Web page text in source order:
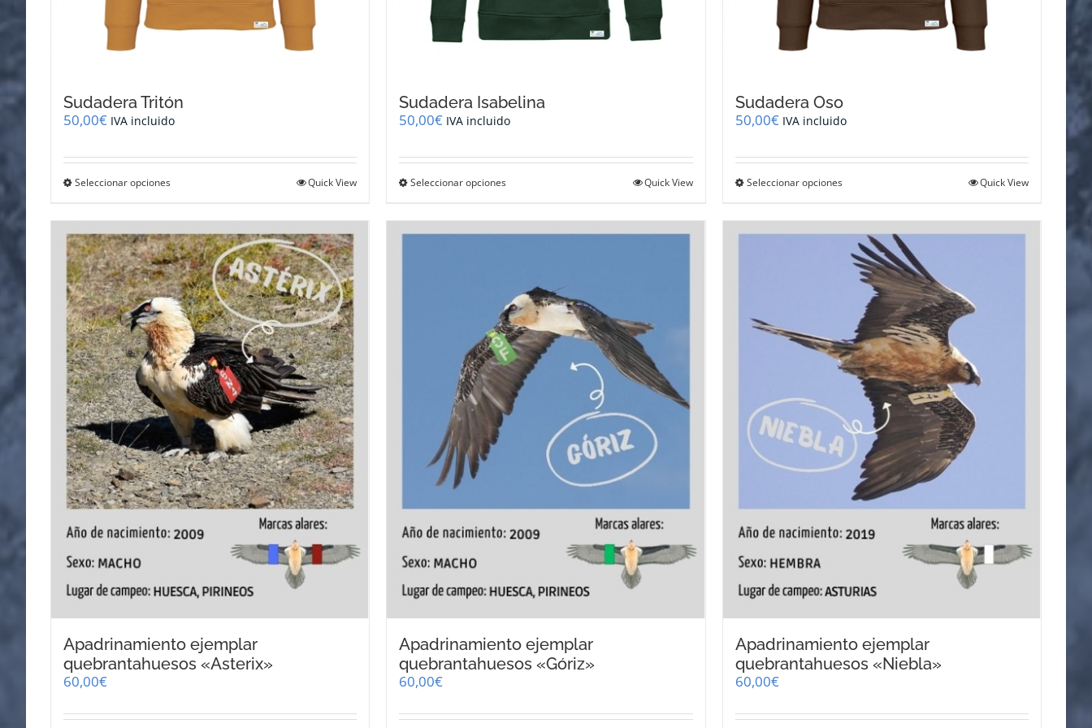
Sudadera Tritón
50,00€ IVA incluido
Seleccionar opciones
múltiples
variantes.
Las
opciones
se
pueden
elegir
en
la
página
de
producto
Quick View
Sudadera Isabelina
50,00€ IVA incluido
Seleccionar opciones
múltiples
se
pueden
elegir
en
la
página
de
producto
Quick View
Sudadera Oso
50,00€ IVA incluido
Seleccionar opcionesEste
múltiples
variantes.
Las
opciones
pueden
elegir
en
la
página
producto
Quick View
Apadrinamiento ejemplar
quebrantahuesos «Asterix»
60,00€
Apadrinamiento ejemplar
quebrantahuesos «Góriz»
60,00€
Apadrinamiento ejemplar
quebrantahuesos «Niebla»
60,00€